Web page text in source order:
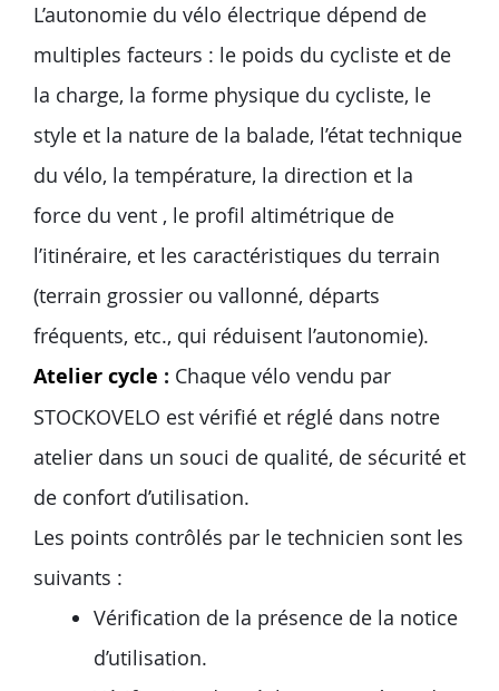
L’autonomie du vélo électrique dépend de
multiples facteurs : le poids du cycliste et de
la charge, la forme physique du cycliste, le
style et la nature de la balade, l’état technique
du vélo, la température, la direction et la
force du vent , le profil altimétrique de
l’itinéraire, et les caractéristiques du terrain
(terrain grossier ou vallonné, départs
fréquents, etc., qui réduisent l’autonomie).
Atelier cycle : Chaque vélo vendu par
STOCKOVELO est vérifié et réglé dans notre
atelier dans un souci de qualité, de sécurité et
de confort d’utilisation.
Les points contrôlés par le technicien sont les
suivants :
Vérification de la présence de la notice
d’utilisation.